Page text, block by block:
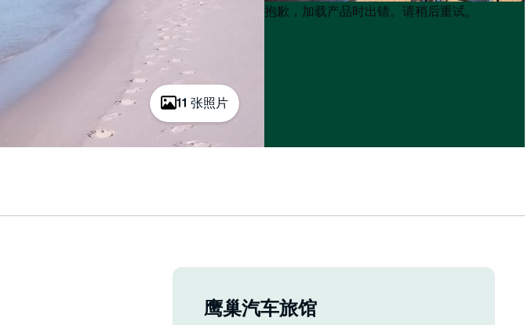
11 张照片
Product
Product
抱歉，加载产品时出错。请稍后重试。
鹰巢汽车旅馆